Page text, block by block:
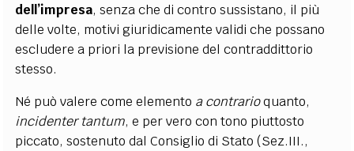
dell’impresa, senza che di contro sussistano, il più
delle volte, motivi giuridicamente validi che possano
escludere a priori la previsione del contraddittorio
stesso.
Né può valere come elemento a contrarioquanto,
incidenter tantum, e per vero con tono piuttosto
piccato, sostenuto dal Consiglio di Stato (Sez.III.,